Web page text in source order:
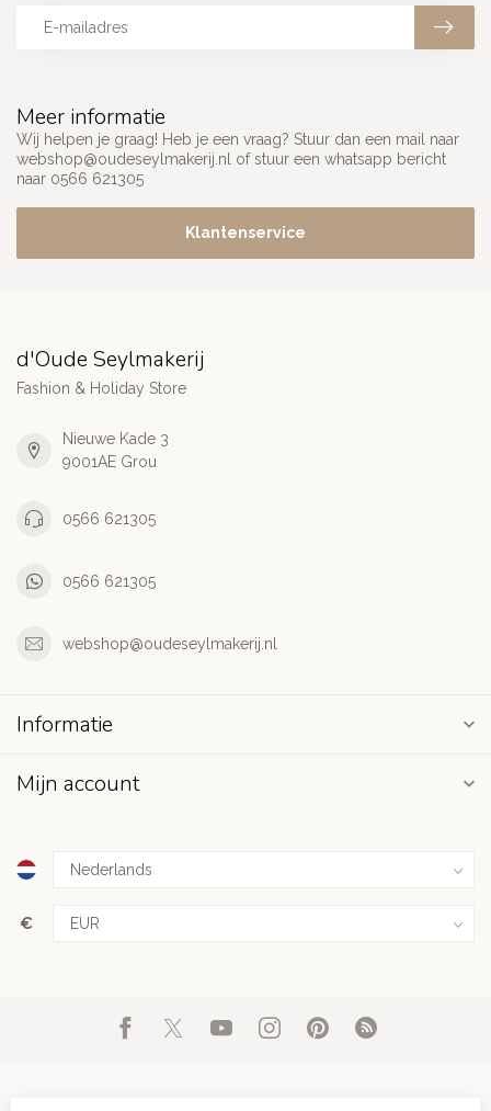
Meer informatie
Wij helpen je graag! Heb je een vraag? Stuur dan een mail naar
webshop@oudeseylmakerij.nl of stuur een whatsapp bericht
naar 0566 621305
Klantenservice
d'Oude Seylmakerij
Fashion & Holiday Store
Nieuwe Kade 3
9001AE Grou
0566 621305
0566 621305
webshop@oudeseylmakerij.nl
Informatie
Mijn account
€